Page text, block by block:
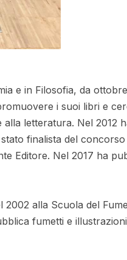
e in Filosofia, da
i suoi libri e
letteratura. Nel 2012
finalista del concorso
Editore. Nel 2017 ha
2002 alla Scuola del
fumetti e